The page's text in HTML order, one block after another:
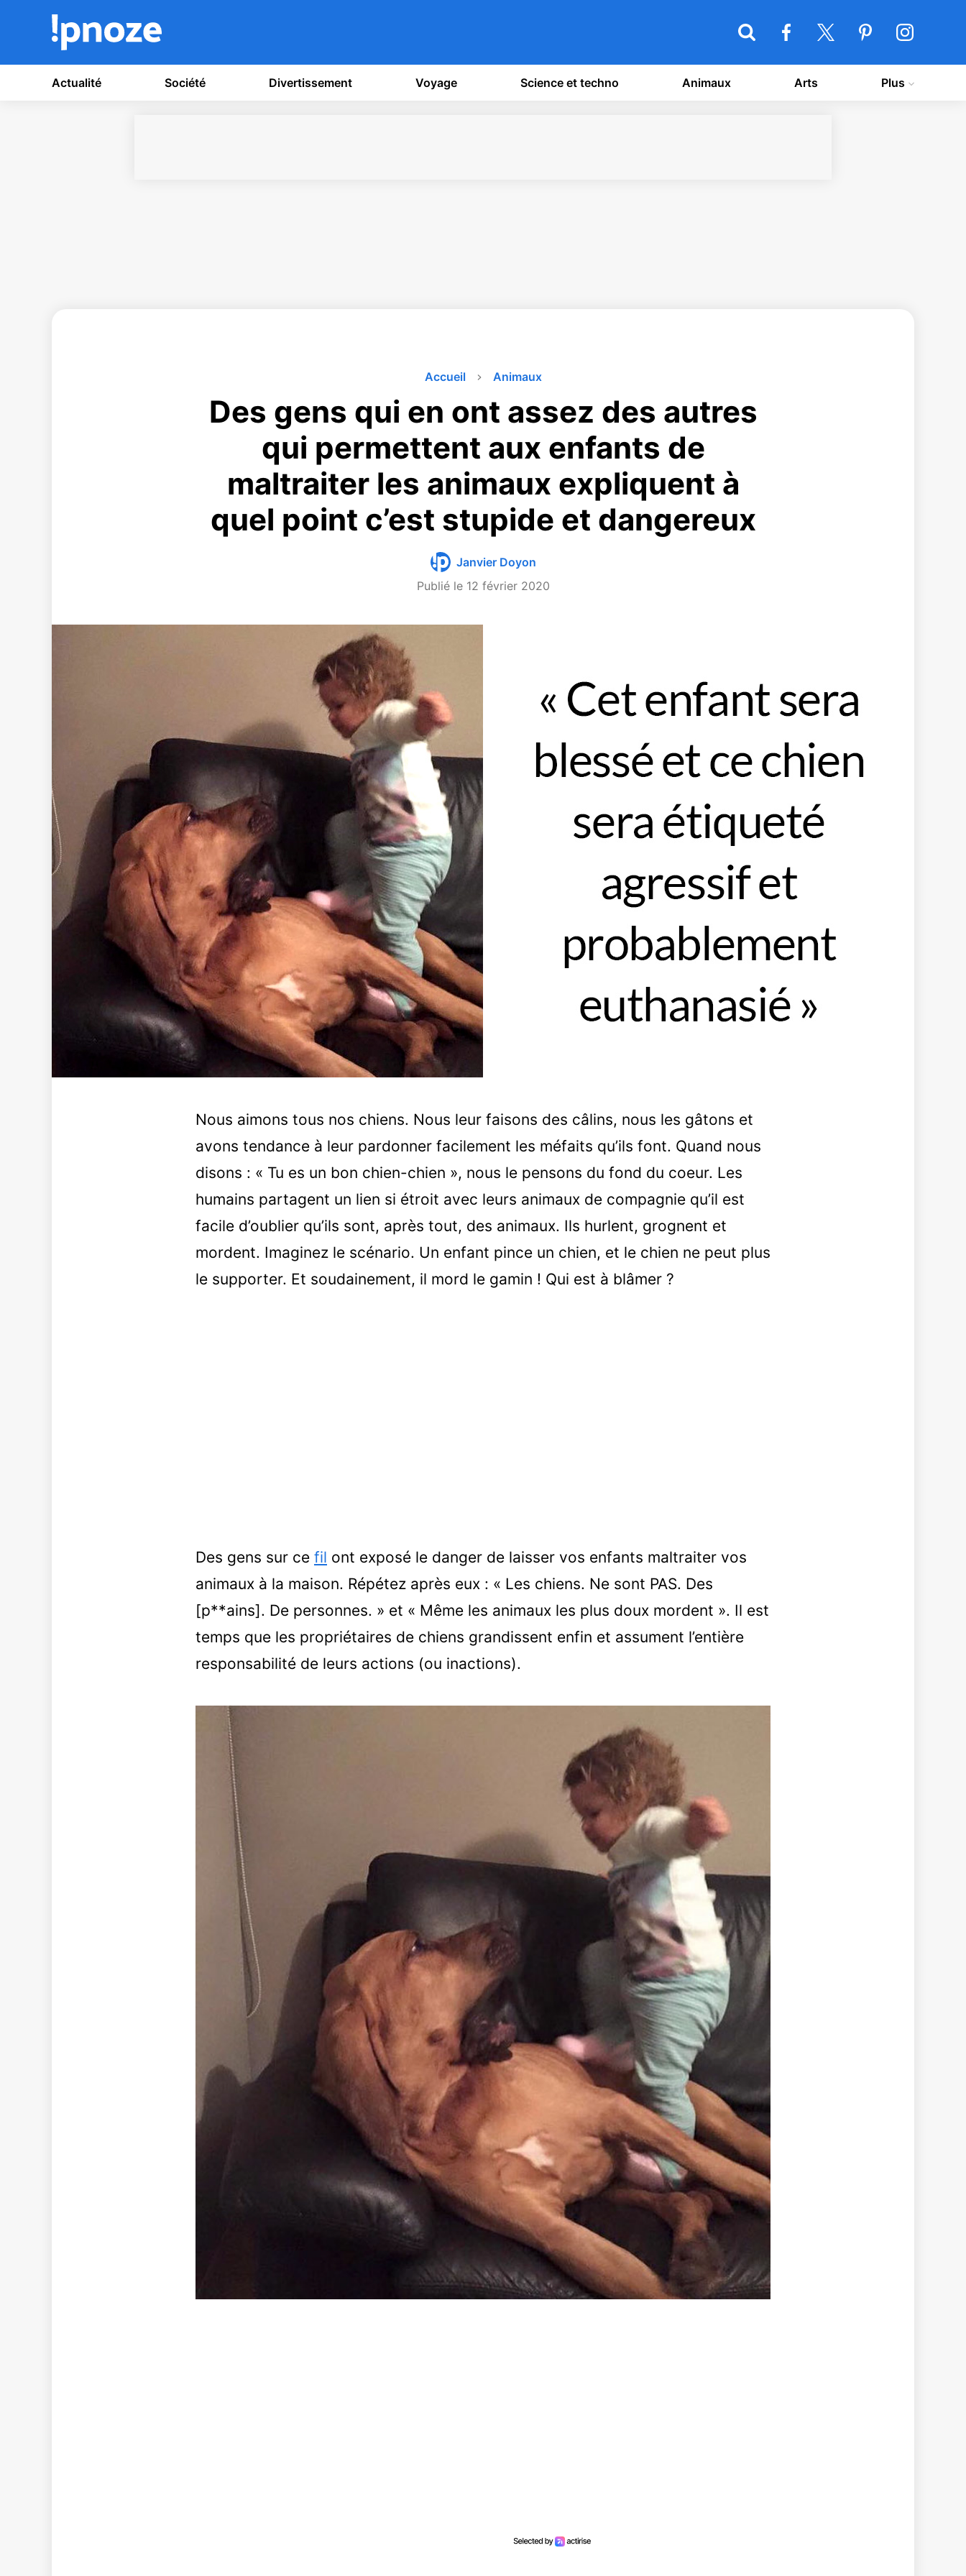
Actualité Société Divertissement Voyage Science et techno Animaux Arts Plus
Accueil Animaux
Des gens qui en ont assez des autres
qui permettent aux enfants de
maltraiter les animaux expliquent à
quel point c’est stupide et dangereux
Janvier Doyon
Publié le 12 février 2020
Nous aimons tous nos chiens. Nous leur faisons des câlins, nous les gâtons et
avons tendance à leur pardonner facilement les méfaits qu’ils font. Quand nous
disons : « Tu es un bon chien-chien », nous le pensons du fond du coeur. Les
humains partagent un lien si étroit avec leurs animaux de compagnie qu’il est
facile d’oublier qu’ils sont, après tout, des animaux. Ils hurlent, grognent et
mordent. Imaginez le scénario. Un enfant pince un chien, et le chien ne peut plus
le supporter. Et soudainement, il mord le gamin ! Qui est à blâmer ?
Des gens sur ce fil ont exposé le danger de laisser vos enfants maltraiter vos
animaux à la maison. Répétez après eux : « Les chiens. Ne sont PAS. Des
[p**ains]. De personnes. » et « Même les animaux les plus doux mordent ». Il est
temps que les propriétaires de chiens grandissent enfin et assument l’entière
responsabilité de leurs actions (ou inactions).